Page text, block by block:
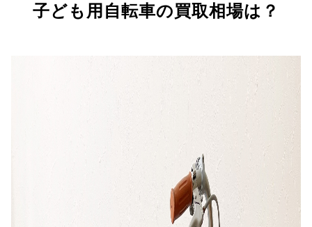
子ども用自転車の買取相場は？